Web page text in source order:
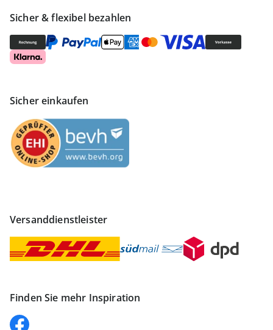
Sicher & flexibel bezahlen
Sicher einkaufen
Versanddienstleister
Finden Sie mehr Inspiration